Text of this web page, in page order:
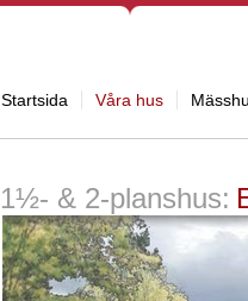
Startsida Våra hus
1½- & 2-planshus: